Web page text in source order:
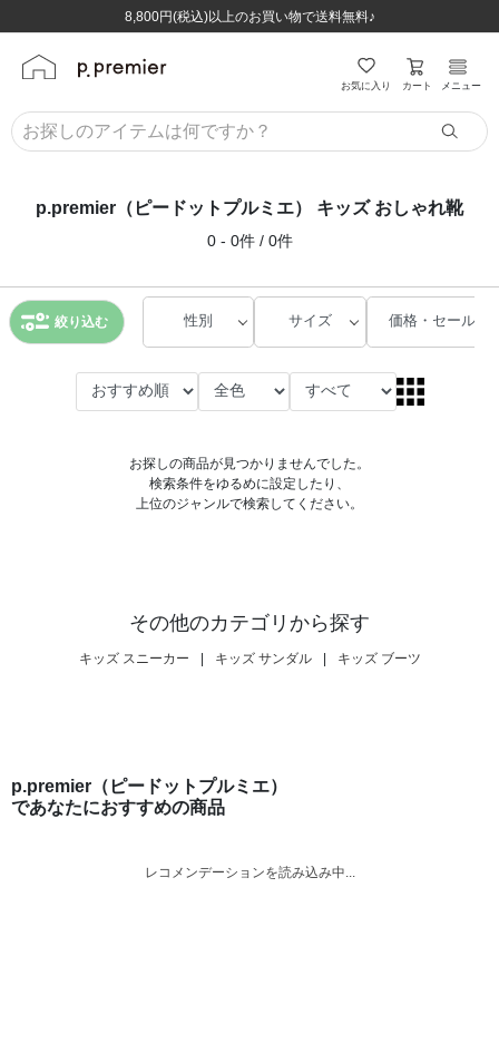
8,800円(税込)以上のお買い物で送料無料♪
ほぼ全品半額！！8/12(水)お昼12:59まで！！
8,800円(税込)以上のお買い物で送料無料♪
ほぼ全品半額！！8/12(水)お昼12:59まで！！
お気に入り カート メニュー
p.premier（ピードットプルミエ） キッズ おしゃれ靴
0 - 0件 / 0件
絞り込む 性別 サイズ 価格・セール
お探しの商品が見つかりませんでした。
検索条件をゆるめに設定したり、
上位のジャンルで検索してください。
その他のカテゴリから探す
キッズ スニーカー | キッズ サンダル | キッズ ブーツ
p.premier（ピードットプルミエ）
であなたにおすすめの商品
レコメンデーションを読み込み中...